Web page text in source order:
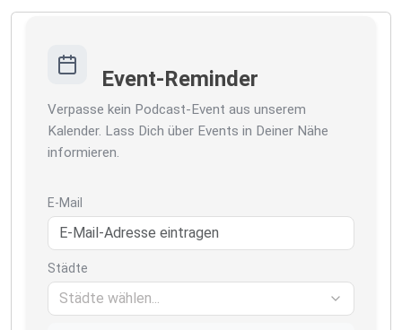
Event-Reminder
Verpasse kein Podcast-Event aus unserem
Kalender. Lass Dich über Events in Deiner Nähe
informieren.
E-Mail
Städte
Städte wählen...